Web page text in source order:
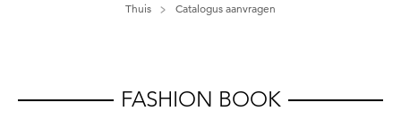
Thuis Catalogus aanvragen
FASHION BOOK